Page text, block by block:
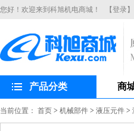
您好！欢迎来到科旭机电商城！ 【登录】
产品分类 商
当前位置： 首页 > 机械部件 > 液压元件 >